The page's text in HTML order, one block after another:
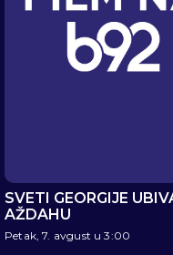
SVETI GEORGIJE
AŽDAHU
Petak, 7. avgust u 3:00